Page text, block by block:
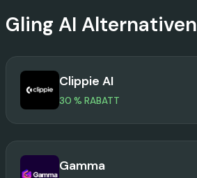
Gling AI Alternativen
Clippie AI
30 % RABATT
Gamma